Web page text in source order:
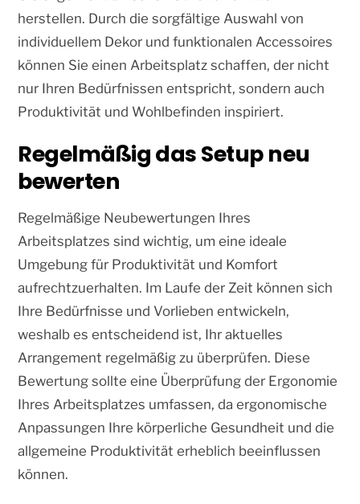
herstellen. Durch die sorgfältige Auswahl von
individuellem Dekor und funktionalen Accessoires
können Sie einen Arbeitsplatz schaffen, der nicht
nur Ihren Bedürfnissen entspricht, sondern auch
Produktivität und Wohlbefinden inspiriert.
Regelmäßig das Setup neu
bewerten
Regelmäßige Neubewertungen Ihres
Arbeitsplatzes sind wichtig, um eine ideale
Umgebung für Produktivität und Komfort
aufrechtzuerhalten. Im Laufe der Zeit können sich
Ihre Bedürfnisse und Vorlieben entwickeln,
weshalb es entscheidend ist, Ihr aktuelles
Arrangement regelmäßig zu überprüfen. Diese
Bewertung sollte eine Überprüfung der Ergonomie
Ihres Arbeitsplatzes umfassen, da ergonomische
Anpassungen Ihre körperliche Gesundheit und die
allgemeine Produktivität erheblich beeinflussen
können.